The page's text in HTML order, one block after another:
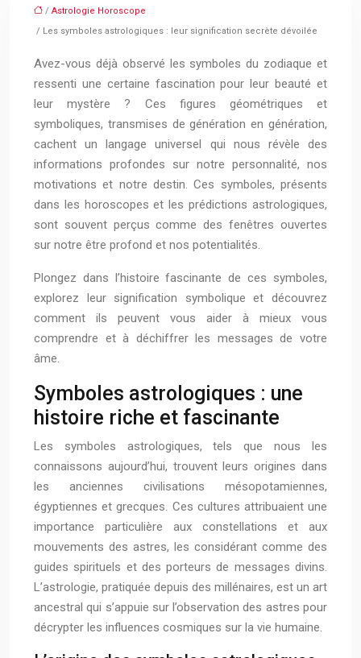
/ Astrologie Horoscope
/ Les symboles astrologiques : leur signification secrète dévoilée
Avez-vous déjà observé les symboles du zodiaque et
ressenti une certaine fascination pour leur beauté et
leur mystère ? Ces figures géométriques et
symboliques, transmises de génération en génération,
cachent un langage universel qui nous révèle des
informations profondes sur notre personnalité, nos
motivations et notre destin. Ces symboles, présents
dans les horoscopes et les prédictions astrologiques,
sont souvent perçus comme des fenêtres ouvertes
sur notre être profond et nos potentialités.
Plongez dans l’histoire fascinante de ces symboles,
explorez leur signification symbolique et découvrez
comment ils peuvent vous aider à mieux vous
comprendre et à déchiffrer les messages de votre
âme.
Symboles astrologiques : une
histoire riche et fascinante
Les symboles astrologiques, tels que nous les
connaissons aujourd’hui, trouvent leurs origines dans
les anciennes civilisations mésopotamiennes,
égyptiennes et grecques. Ces cultures attribuaient une
importance particulière aux constellations et aux
mouvements des astres, les considérant comme des
guides spirituels et des porteurs de messages divins.
L’astrologie, pratiquée depuis des millénaires, est un art
ancestral qui s’appuie sur l’observation des astres pour
décrypter les influences cosmiques sur la vie humaine.